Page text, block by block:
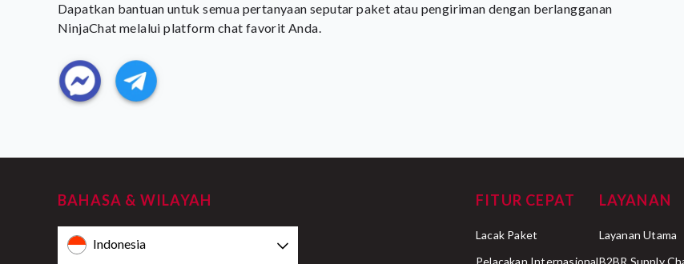
Dapatkan bantuan untuk semua pertanyaan seputar paket atau pengiriman dengan berlangganan
NinjaChat melalui platform chat favorit Anda.
BAHASA & WILAYAH
Indonesia
FITUR CEPAT
Lacak Paket
Pelacakan Internasional
LAYANAN
Layanan Utama
B2BR Supply